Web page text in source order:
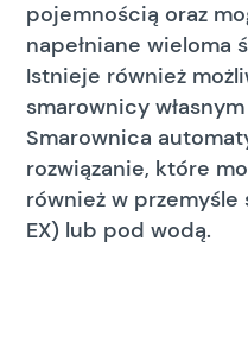
pojemnością oraz
napełniane wieloma
Istnieje również
smarownicy
Smarownica
rozwiązanie, które
również w
EX) lub pod wodą.